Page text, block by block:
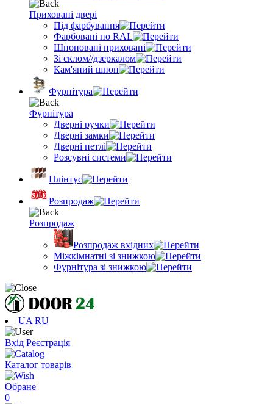
Приховані двері
Під фарбування
Фарбовані по RAL
Шпоновані приховані
Зі склом//дзеркалом
Кам'яний шпон
Фурнітура
Фурнітура
Дверні ручки
Дверні замки
Дверні петлі
Розсувні системи
Плінтус
Розпродаж
Розпродаж
Розпродаж вхідних
Міжкімнатні зі знижкою
Фурнітура зі знижкою
UA RU
Вхід Реєстрація
Каталог товарів
Обране
0